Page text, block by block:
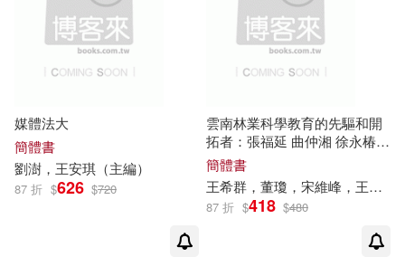
媒體法大
簡體書
劉澍， 王安琪 （主編）
87 折 $626 $720
雲南林業科學教育的先驅和開
拓者：張福延 曲仲湘 徐永椿
任瑋 曹誠一 薛紀如年譜
簡體書
王希群，董瓊，宋維峰， 王安琪
87 折 $418 $480